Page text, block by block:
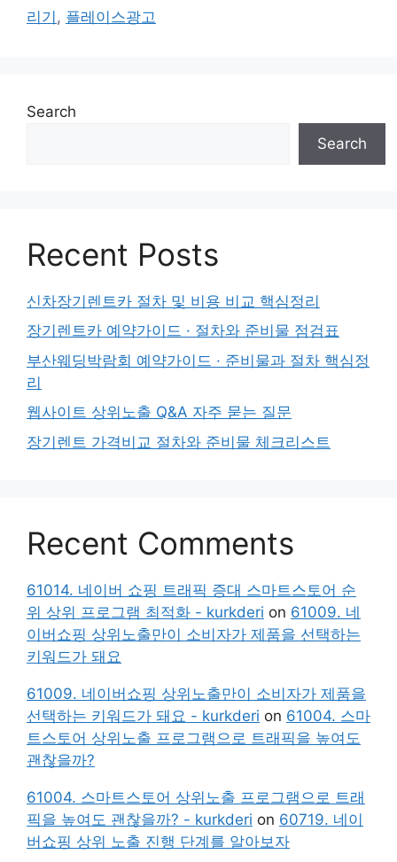
리기 , 플레이스광고
Search
Search
Recent Posts
신차장기렌트카 절차 및 비용 비교 핵심정리
장기렌트카 예약가이드 · 절차와 준비물 점검표
부산웨딩박람회 예약가이드 · 준비물과 절차 핵심정
리
웹사이트 상위노출 Q&A 자주 묻는 질문
장기렌트 가격비교 절차와 준비물 체크리스트
Recent Comments
61014. 네이버 쇼핑 트래픽 증대 스마트스토어 순
위 상위 프로그램 최적화 - kurkderi on 61009. 네
이버쇼핑 상위노출만이 소비자가 제품을 선택하는
키워드가 돼요
61009. 네이버쇼핑 상위노출만이 소비자가 제품을
선택하는 키워드가 돼요 - kurkderi on 61004. 스마
트스토어 상위노출 프로그램으로 트래픽을 높여도
괜찮을까?
61004. 스마트스토어 상위노출 프로그램으로 트래
픽을 높여도 괜찮을까? - kurkderi on 60719. 네이
버쇼핑 상위 노출 진행 단계를 알아보자